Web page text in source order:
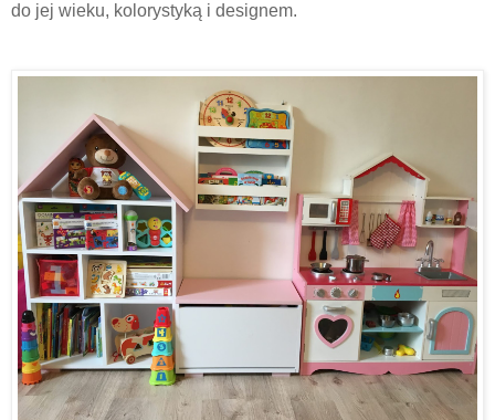
do jej wieku, kolorystyką i designem.